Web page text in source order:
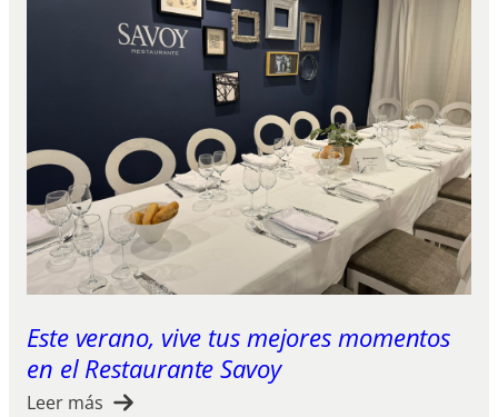
Este verano, vive tus mejores momentos
en el Restaurante Savoy
Leer más